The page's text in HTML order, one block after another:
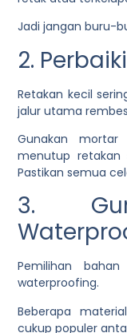
Jadi jangan buru-
2.
Retakan kecil
jalur utama
Gunakan
menutup retakan
Pastikan semua
3.
Pemilihan
waterproofing.
Beberapa
cukup populer